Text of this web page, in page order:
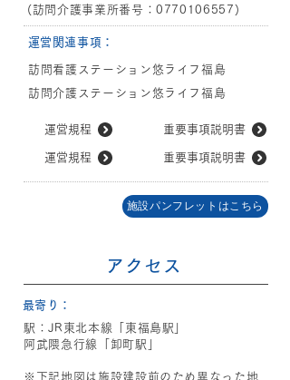
(訪問介護事業所番号：0770106557)
​運営関連事項：
訪問看護ステーション悠ライフ福島
訪問介護ステーション悠ライフ福島
運営規程
運営規程
重要事項説明書
重要事項説明書
施設パンフレットはこちら
アクセス
​最寄り：
駅：JR東北本線「東福島駅」
阿武隈急行線「卸町駅」
※下記地図は施設建設前のため異なった地